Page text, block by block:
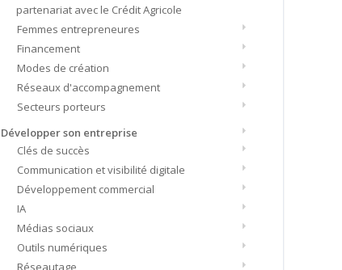
partenariat avec le Crédit Agricole
Femmes entrepreneures
Financement
Modes de création
Réseaux d'accompagnement
Secteurs porteurs
Développer son entreprise
Clés de succès
Communication et visibilité digitale
Développement commercial
IA
Médias sociaux
Outils numériques
Réseautage